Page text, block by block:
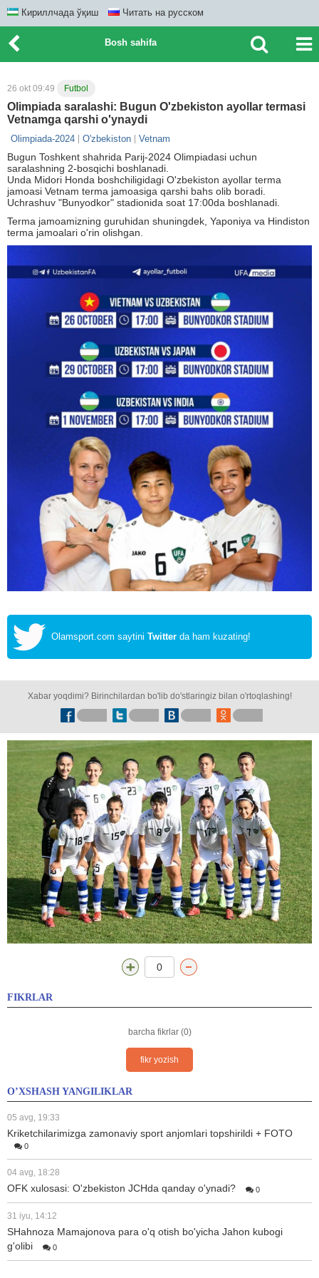
Кириллчада ўқиш Читать на русском
Bosh sahifa
26 okt 09:49 Futbol
Olimpiada saralashi: Bugun O'zbekiston ayollar termasi
Vetnamga qarshi o'ynaydi
Olimpiada-2024 O'zbekiston Vetnam
Bugun Toshkent shahrida Parij-2024 Olimpiadasi uchun
saralashning 2-bosqichi boshlanadi.
Unda Midori Honda boshchiligidagi O'zbekiston ayollar terma
jamoasi Vetnam terma jamoasiga qarshi bahs olib boradi.
Uchrashuv "Bunyodkor" stadionida soat 17:00da boshlanadi.
Terma jamoamizning guruhidan shuningdek, Yaponiya va Hindiston
terma jamoalari o'rin olishgan.
Olamsport.com saytini Twitter da ham kuzating!
Xabar yoqdimi? Birinchilardan bo'lib do'stlaringiz bilan o'rtoqlashing!
0
FIKRLAR
barcha fikrlar (0)
fikr yozish
O’XSHASH YANGILIKLAR
05 avg, 19:33
Kriketchilarimizga zamonaviy sport anjomlari topshirildi + FOTO
0
04 avg, 18:28
OFK xulosasi: O'zbekiston JCHda qanday o'ynadi? 0
31 iyu, 14:12
SHahnoza Mamajonova para o'q otish bo'yicha Jahon kubogi
g'olibi
0